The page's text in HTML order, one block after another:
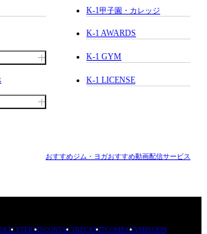
K-1甲子園・カレッジ
K-1 AWARDS
K-1 GYM
K-1 LICENSE
おすすめジム・ヨガおすすめ動画配信サービス
TERMSCONTACTRECRUITCOMPANYMISSION